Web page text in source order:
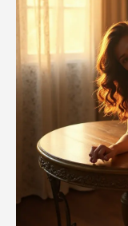
Mallar
Avatar Video
AI-video
Foto: